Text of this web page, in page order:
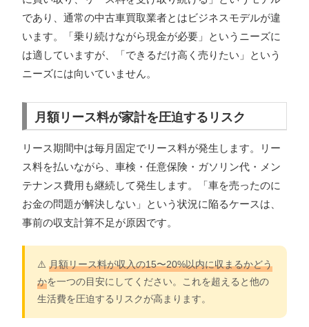
であり、通常の中古車買取業者とはビジネスモデルが違
います。「乗り続けながら現金が必要」というニーズに
は適していますが、「できるだけ高く売りたい」という
ニーズには向いていません。
月額リース料が家計を圧迫するリスク
リース期間中は毎月固定でリース料が発生します。リー
ス料を払いながら、車検・任意保険・ガソリン代・メン
テナンス費用も継続して発生します。「車を売ったのに
お金の問題が解決しない」という状況に陥るケースは、
事前の収支計算不足が原因です。
⚠️ 月額リース料が収入の15〜20%以内に収まるかどう
かを一つの目安にしてください。これを超えると他の
生活費を圧迫するリスクが高まります。